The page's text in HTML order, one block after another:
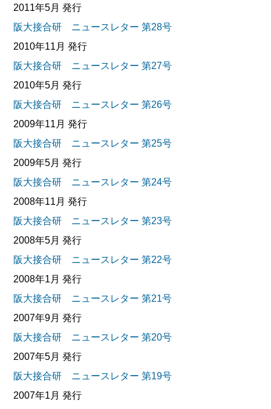
2011年5月 発行
阪大接合研 ニュースレター 第28号
2010年11月 発行
阪大接合研 ニュースレター 第27号
2010年5月 発行
阪大接合研 ニュースレター 第26号
2009年11月 発行
阪大接合研 ニュースレター 第25号
2009年5月 発行
阪大接合研 ニュースレター 第24号
2008年11月 発行
阪大接合研 ニュースレター 第23号
2008年5月 発行
阪大接合研 ニュースレター 第22号
2008年1月 発行
阪大接合研 ニュースレター 第21号
2007年9月 発行
阪大接合研 ニュースレター 第20号
2007年5月 発行
阪大接合研 ニュースレター 第19号
2007年1月 発行